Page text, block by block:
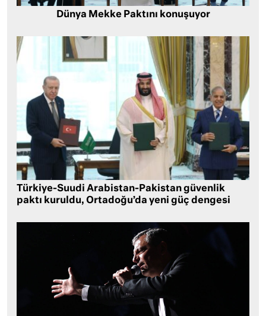
Dünya Mekke Paktını konuşuyor
Türkiye-Suudi Arabistan-Pakistan güvenlik
paktı kuruldu, Ortadoğu’da yeni güç dengesi